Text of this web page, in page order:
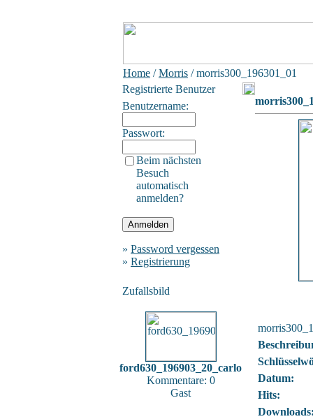
Home /Morris / morris300_196301_01
Registrierte Benutzer
Benutzername:
Passwort:
Beim nächsten
Besuch
automatisch
anmelden?
» Password vergessen
» Registrierung
Zufallsbild
ford630_196903_20_carlo
Kommentare: 0
Gast
Datum:
Hits: